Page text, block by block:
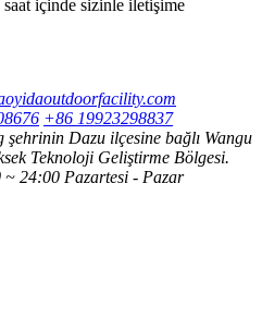
saat içinde sizinle iletişime
+86 19923298837
Dazu ilçesine bağlı Wangu
Teknoloji Geliştirme Bölgesi.
~ 24:00 Pazartesi - Pazar